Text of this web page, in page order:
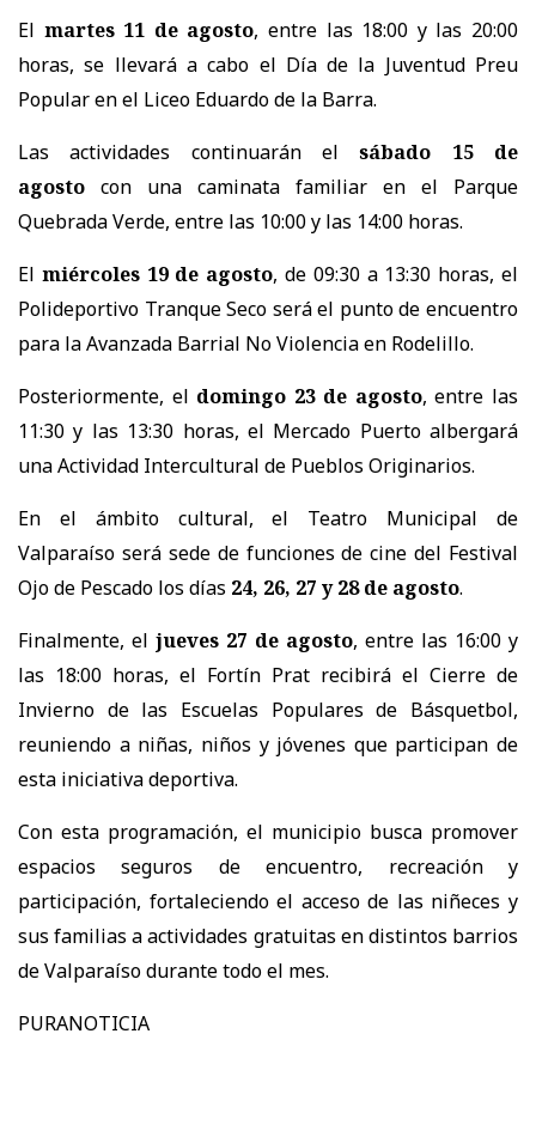
El martes 11 de agosto, entre las 18:00 y las 20:00
horas, se llevará a cabo el Día de la Juventud Preu
Popular en el Liceo Eduardo de la Barra.
Las actividades continuarán el
sábado 15 de
agosto con una caminata familiar en el Parque
Quebrada Verde, entre las 10:00 y las 14:00 horas.
El miércoles 19 de agosto, de 09:30 a 13:30 horas, el
Polideportivo Tranque Seco será el punto de encuentro
para la Avanzada Barrial No Violencia en Rodelillo.
Posteriormente, el domingo 23 de agosto, entre las
11:30 y las 13:30 horas, el Mercado Puerto albergará
una Actividad Intercultural de Pueblos Originarios.
En el ámbito cultural, el Teatro Municipal de
Valparaíso será sede de funciones de cine del Festival
Ojo de Pescado los días 24, 26, 27 y 28 de agosto.
Finalmente, el jueves 27 de agosto, entre las 16:00 y
las 18:00 horas, el Fortín Prat recibirá el Cierre de
Invierno de las Escuelas Populares de Básquetbol,
reuniendo a niñas, niños y jóvenes que participan de
esta iniciativa deportiva.
Con esta programación, el municipio busca promover
espacios seguros de encuentro, recreación y
participación, fortaleciendo el acceso de las niñeces y
sus familias a actividades gratuitas en distintos barrios
de Valparaíso durante todo el mes.
PURANOTICIA